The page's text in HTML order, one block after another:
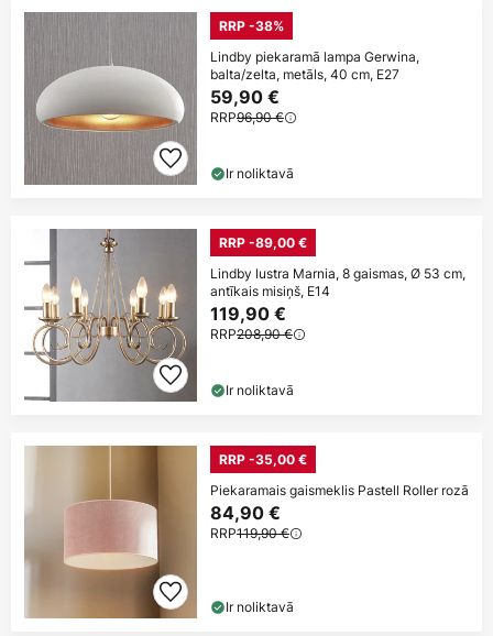
RRP -38%
Lindby piekaramā lampa Gerwina,
balta/zelta, metāls, 40 cm, E27
59,90 €
RRP96,90 €
Ir noliktavā
RRP -89,00 €
Lindby lustra Marnia, 8 gaismas, Ø 53 cm,
antīkais misiņš, E14
119,90 €
RRP208,90 €
Ir noliktavā
RRP -35,00 €
Piekaramais gaismeklis Pastell Roller rozā
84,90 €
RRP119,90 €
Ir noliktavā